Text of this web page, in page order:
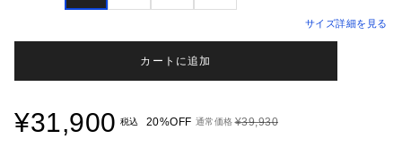
サイズ詳細を見る
カートに追加
¥31,900 税込 20%OFF 通常価格 ¥39,930